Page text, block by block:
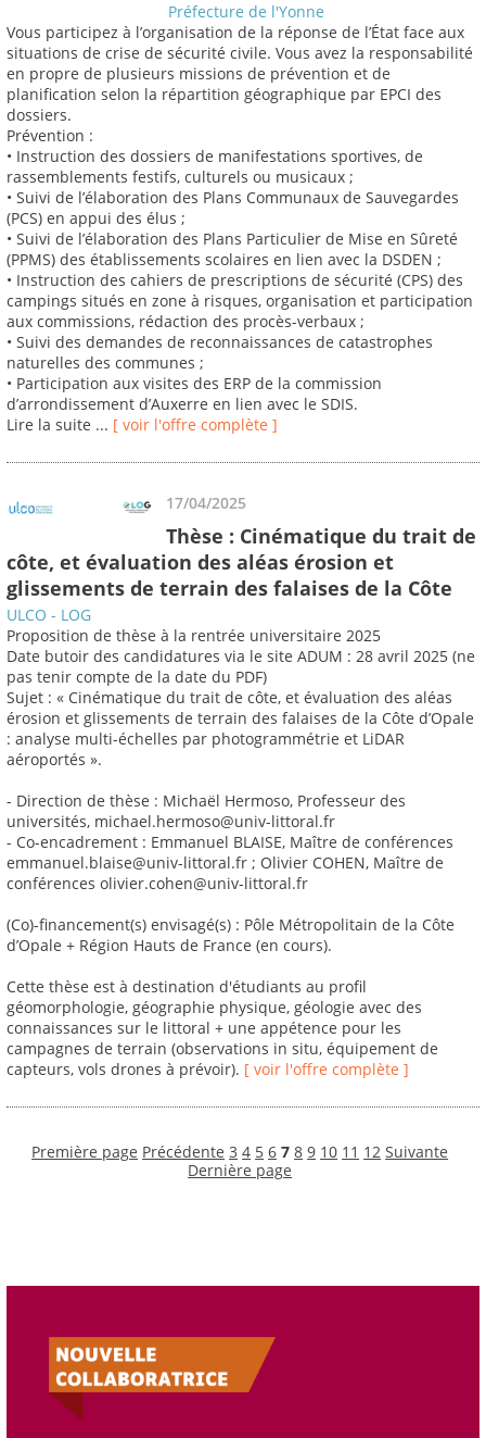
Préfecture de l'Yonne
Vous participez à l’organisation de la réponse de l’État face aux
situations de crise de sécurité civile. Vous avez la responsabilité
en propre de plusieurs missions de prévention et de
planification selon la répartition géographique par EPCI des
dossiers.
Prévention :
• Instruction des dossiers de manifestations sportives, de
rassemblements festifs, culturels ou musicaux ;
• Suivi de l’élaboration des Plans Communaux de Sauvegardes
(PCS) en appui des élus ;
• Suivi de l’élaboration des Plans Particulier de Mise en Sûreté
(PPMS) des établissements scolaires en lien avec la DSDEN ;
• Instruction des cahiers de prescriptions de sécurité (CPS) des
campings situés en zone à risques, organisation et participation
aux commissions, rédaction des procès-verbaux ;
• Suivi des demandes de reconnaissances de catastrophes
naturelles des communes ;
• Participation aux visites des ERP de la commission
d’arrondissement d’Auxerre en lien avec le SDIS.
Lire la suite ... [ voir l'offre complète ]
17/04/2025
Thèse : Cinématique du trait de
côte, et évaluation des aléas érosion et
glissements de terrain des falaises de la Côte
ULCO - LOG
Proposition de thèse à la rentrée universitaire 2025
Date butoir des candidatures via le site ADUM : 28 avril 2025 (ne
pas tenir compte de la date du PDF)
Sujet : « Cinématique du trait de côte, et évaluation des aléas
érosion et glissements de terrain des falaises de la Côte d’Opale
: analyse multi-échelles par photogrammétrie et LiDAR
aéroportés ».
- Direction de thèse : Michaël Hermoso, Professeur des
universités, michael.hermoso@univ-littoral.fr
- Co-encadrement : Emmanuel BLAISE, Maître de conférences
emmanuel.blaise@univ-littoral.fr ; Olivier COHEN, Maître de
conférences olivier.cohen@univ-littoral.fr
(Co)-financement(s) envisagé(s) : Pôle Métropolitain de la Côte
d’Opale + Région Hauts de France (en cours).
Cette thèse est à destination d'étudiants au profil
géomorphologie, géographie physique, géologie avec des
connaissances sur le littoral + une appétence pour les
campagnes de terrain (observations in situ, équipement de
capteurs, vols drones à prévoir). [ voir l'offre complète ]
Première page Précédente 3 4 5 6 7 8 9 10 11 12 Suivante
Dernière page